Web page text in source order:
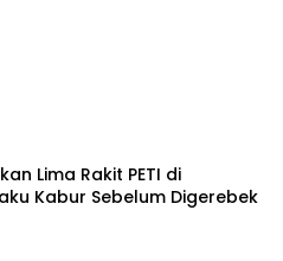
Lima Rakit PETI di
Kabur Sebelum Digerebek